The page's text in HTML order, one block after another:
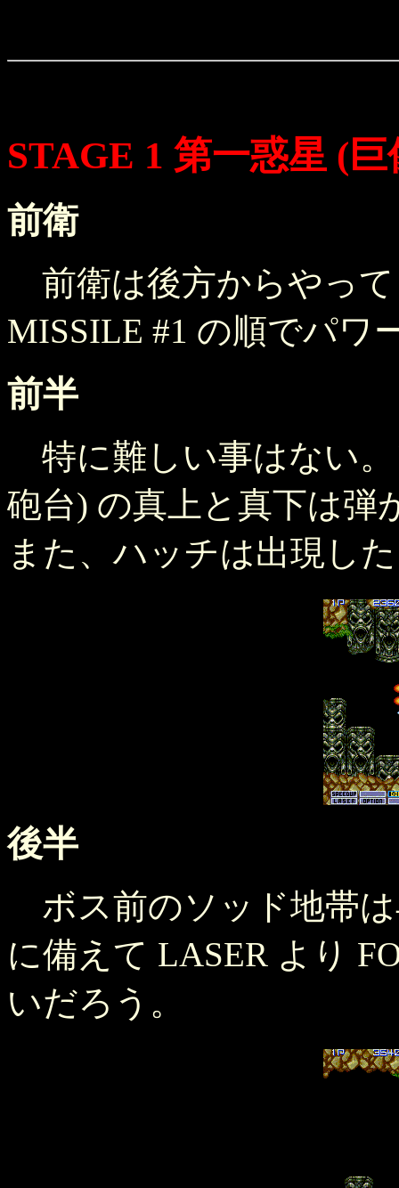
STAGE 1 第一惑星 (
前衛
前衛は後方からやって
MISSILE #1 の順でパワ
前半
特に難しい事はない
砲台) の真上と真下は弾
また、ハッチは出現し
後半
ボス前のソッド地帯
に備えて LASER より
いだろう。